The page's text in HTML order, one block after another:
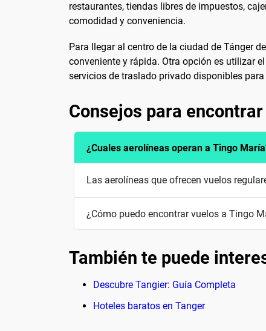
restaurantes, tiendas libres de impuestos,
comodidad y conveniencia.
Para llegar al centro de la ciudad de Tánger
conveniente y rápida. Otra opción es utilizar
servicios de traslado privado disponibles
Consejos para
¿Cuales aerolíneas operan a Tingo
Las aerolíneas que ofrecen vuelos
¿Cómo puedo encontrar vuelos a Tingo
También te puede
Descubre Tangier: Guía Completa
Hoteles baratos en Tanger